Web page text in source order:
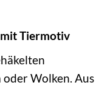
Tiermotiv
Wolken. Aus